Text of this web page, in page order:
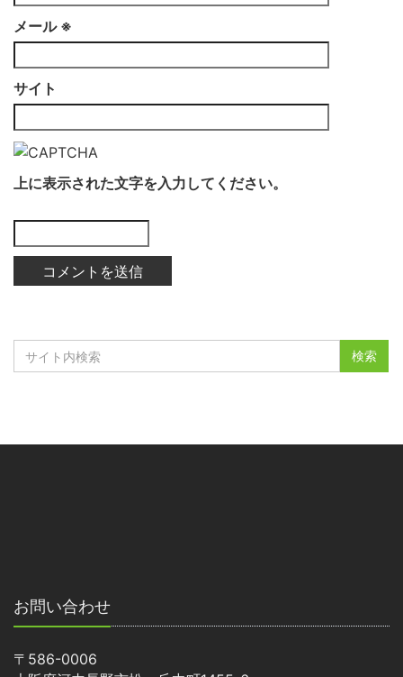
メール ※
サイト
上に表示された文字を入力してください。
お問い合わせ
〒586-0006